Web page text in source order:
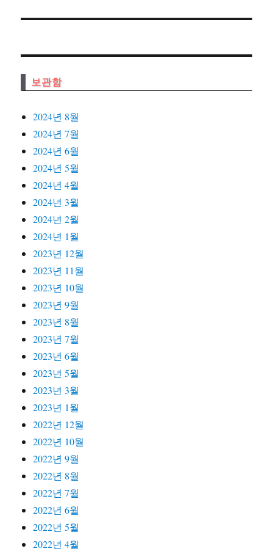
보관함
2024년 8월
2024년 7월
2024년 6월
2024년 5월
2024년 4월
2024년 3월
2024년 2월
2024년 1월
2023년 12월
2023년 11월
2023년 10월
2023년 9월
2023년 8월
2023년 7월
2023년 6월
2023년 5월
2023년 3월
2023년 1월
2022년 12월
2022년 10월
2022년 9월
2022년 8월
2022년 7월
2022년 6월
2022년 5월
2022년 4월